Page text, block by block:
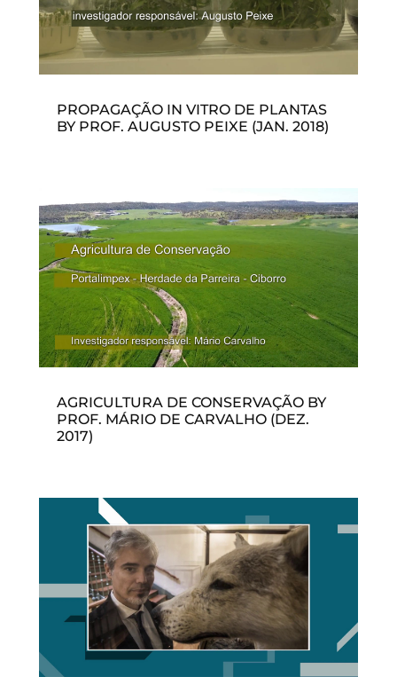
PROPAGAÇÃO IN VITRO DE PLANTAS
BY PROF. AUGUSTO PEIXE (JAN. 2018)
AGRICULTURA DE CONSERVAÇÃO BY
PROF. MÁRIO DE CARVALHO (DEZ.
2017)